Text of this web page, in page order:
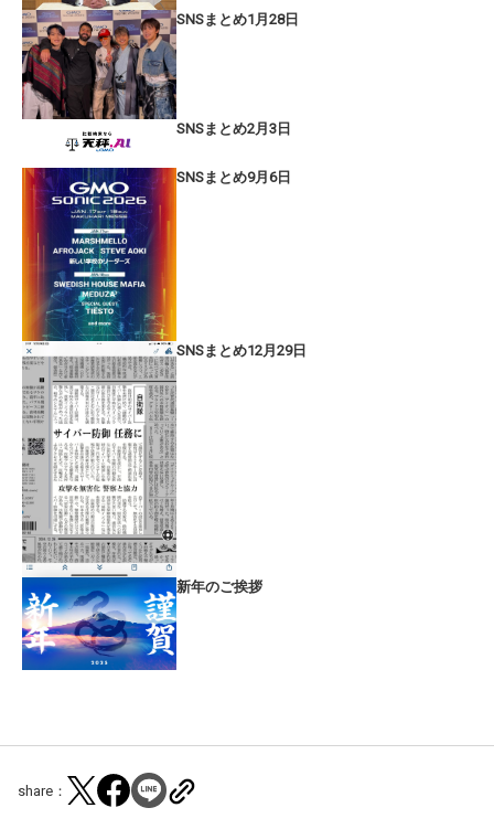
SNSまとめ1月28日
SNSまとめ2月3日
SNSまとめ9月6日
SNSまとめ12月29日
新年のご挨拶
share：